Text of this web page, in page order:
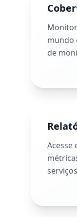
mundo
de
Acesse